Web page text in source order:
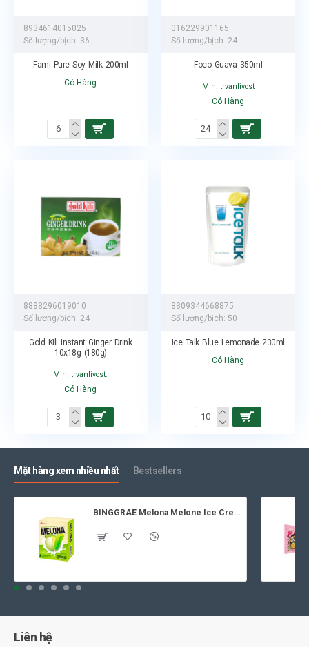
8934614015025
Số lượng/bịch: 36
Fami Pure Soy Milk 200ml
Có Hàng
016229901165
Số lượng/bịch: 24
Foco Guava 350ml
Min. trvanlivost
Có Hàng
8888296019010
Số lượng/bịch: 24
Gold Kili Instant Ginger Drink
10x18g (180g)
Min. trvanlivost:
Có Hàng
8809344668875
Số lượng/bịch: 50
Ice Talk Blue Lemonade 230ml
Có Hàng
Mặt hàng xem nhiều nhất Bestsellers
BINGGRAE Melona Melone Ice Cream 8x70ml
Liên hệ